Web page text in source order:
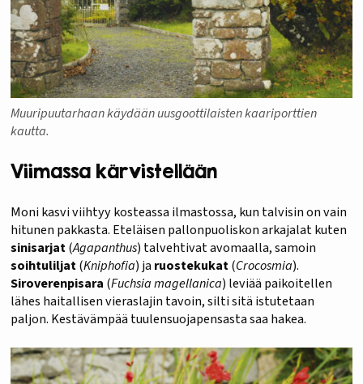
Muuripuutarhaan käydään uusgoottilaisten kaariporttien
kautta.
Viimassa kärvistellään
Moni kasvi viihtyy kosteassa ilmastossa, kun talvisin on vain
hitunen pakkasta. Eteläisen pallonpuoliskon arkajalat kuten
sinisarjat(Agapanthus) talvehtivat avomaalla, samoin
soihtuliljat(Kniphofia) ja ruostekukat(Crocosmia).
Siroverenpisara (Fuchsia magellanica) leviää paikoitellen
lähes haitallisen vieraslajin tavoin, silti sitä istutetaan
paljon. Kestävämpää tuulensuojapensasta saa hakea.